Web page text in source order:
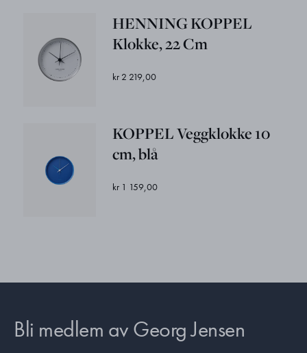
HENNING KOPPEL
Klokke, 22 Cm
kr 2 219,00
KOPPEL Veggklokke 10
cm, blå
kr 1 159,00
Bli medlem av Georg Jensen